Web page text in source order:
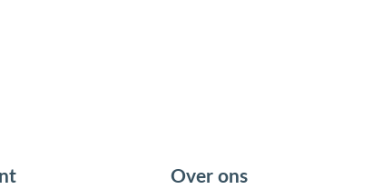
Over ons